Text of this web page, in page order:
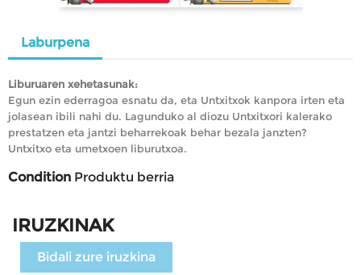
Laburpena
Liburuaren xehetasunak:
Egun ezin ederragoa esnatu da, eta Untxitxok kanpora irten eta
jolasean ibili nahi du. Lagunduko al diozu Untxitxori kalerako
prestatzen eta jantzi beharrekoak behar bezala janzten?
Untxitxo eta umetxoen liburutxoa.
Condition Produktu berria
IRUZKINAK
Bidali zure iruzkina